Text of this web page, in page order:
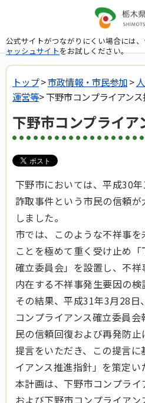
公式サイトがつながりにくい場合には
ャッシュサイトをお試しください。
トップ>市政情報・市民参加>
運営等> 下野市コンプライアン
下野市コンプライア
下野市においては、平成30
詐取事件という市民の信頼
しました。
市では、このような不祥事
ことを極めて重く受け止め
確立委員会」を設置し、不
内在する不祥事発生要因の検
その結果、平成31年3月28
コンプライアンス確立委員
民の信頼回復および再発防
提言をいただき、この提言
イアンス推進指針」を策定い
本計画は、下野市コンプラ
および下野市コンプライア